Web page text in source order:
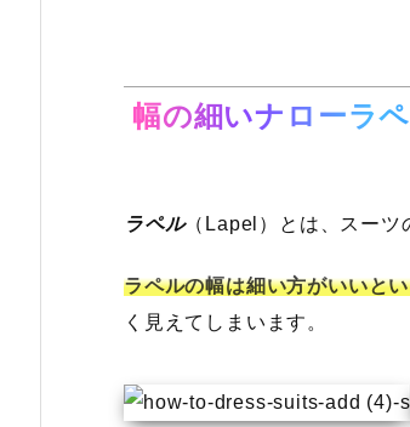
幅の細いナローラ
ラペル（Lapel）とは、スーツ
ラペルの幅は細い方がいいと
く見えてしまいます。